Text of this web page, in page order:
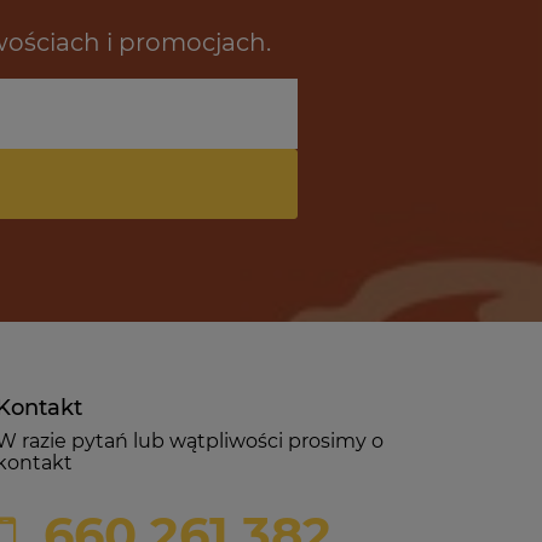
i promocjach.
razie pytań lub wątpliwości prosimy o